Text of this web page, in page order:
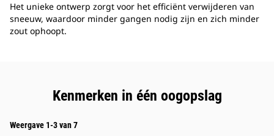
Het unieke ontwerp zorgt voor het efficiënt verwijderen van
sneeuw, waardoor minder gangen nodig zijn en zich minder
zout ophoopt.
Kenmerken in één oogopslag
Weergave 1-3 van 7